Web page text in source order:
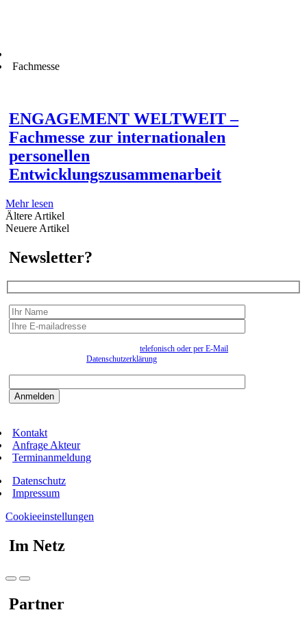
Fachmesse
ENGAGEMENT WELTWEIT –
Fachmesse zur internationalen
personellen
Entwicklungszusammenarbeit
Mehr lesen
Ältere Artikel
Neuere Artikel
Newsletter?
telefonisch oder per E-Mail
Datenschutzerklärung
Kontakt
Anfrage Akteur
Terminanmeldung
Datenschutz
Impressum
Cookieeinstellungen
Im Netz
Partner